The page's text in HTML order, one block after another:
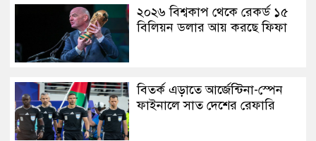
২০২৬ বিশ্বকাপ থেকে রেকর্ড ১৫
বিলিয়ন ডলার আয় করছে ফিফা
বিতর্ক এড়াতে আর্জেন্টিনা-স্পেন
ফাইনালে সাত দেশের রেফারি